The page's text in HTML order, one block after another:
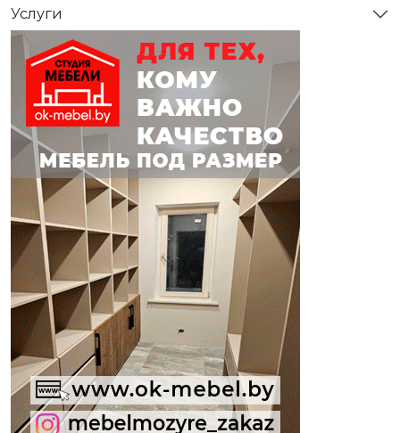
Услуги